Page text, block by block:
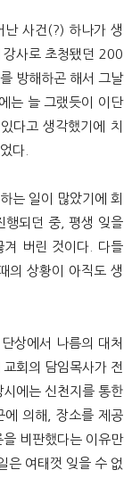
사건(?) 하나가 생
강사로 초청됐던 200
방해하곤 해서 그날
는 늘 그랬듯이 이단
다고 생각했기에 치
다.
는 일이 많았기에 회
행되던 중, 평생 잊을
버린 것이다. 다들
의 상황이 아직도 생
상에서 나름의 대처
회의 담임목사가 전
에는 신천지를 통한
에 의해, 장소를 제공
비판했다는 이유만
은 여태껏 잊을 수 없